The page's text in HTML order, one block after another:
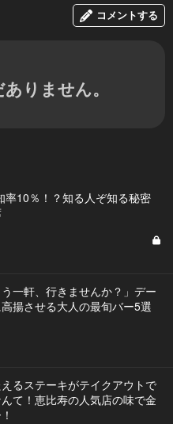
コメントする
りません。
率10％！？知る人ぞ知る秘密
う一軒、行きませんか？」デー
高揚させる大人の最旬バー5選
るステーキがテイクアウトで
て！恵比寿の人気店の味で金